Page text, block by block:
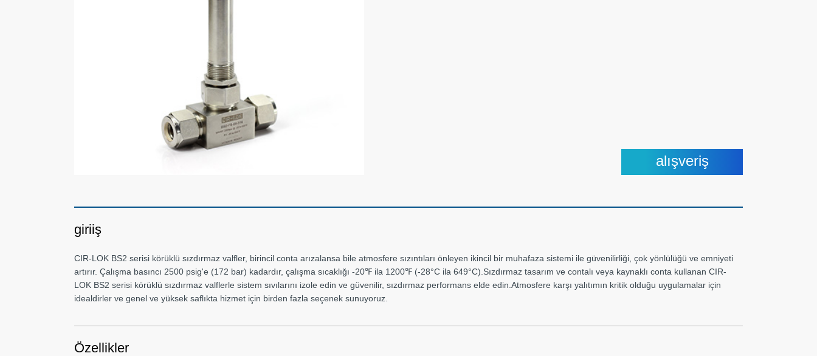
alışveriş
giriiş
CIR-LOK BS2 serisi körüklü sızdırmaz valfler, birincil conta arızalansa bile atmosfere sızıntıları önleyen ikincil bir muhafaza sistemi ile güvenilirliği, çok yönlülüğü ve emniyeti
artırır. Çalışma basıncı 2500 psig'e (172 bar) kadardır, çalışma sıcaklığı -20℉ ila 1200℉ (-28°C ila 649°C).Sızdırmaz tasarım ve contalı veya kaynaklı conta kullanan CIR-
LOK BS2 serisi körüklü sızdırmaz valflerle sistem sıvılarını izole edin ve güvenilir, sızdırmaz performans elde edin.Atmosfere karşı yalıtımın kritik olduğu uygulamalar için
idealdirler ve genel ve yüksek saflıkta hizmet için birden fazla seçenek sunuyoruz.
Özellikler